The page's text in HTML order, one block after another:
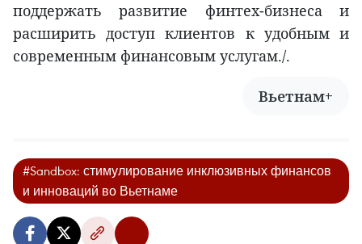
поддержать развитие финтех-бизнеса и
расширить доступ клиентов к удобным и
современным финансовым услугам./.
Вьетнам+
#Sandbox: стимулирование инклюзивных финансов
и инноваций во Вьетнаме